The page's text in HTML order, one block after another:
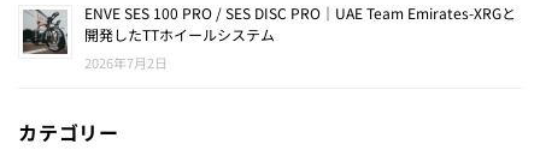
ENVE SES 100 PRO / SES DISC PRO｜UAE Team Emirates-XRGと
開発したTTホイールシステム
2026年7月2日
カテゴリー